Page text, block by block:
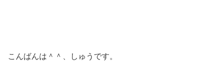
こんばんは＾＾、しゅうです。